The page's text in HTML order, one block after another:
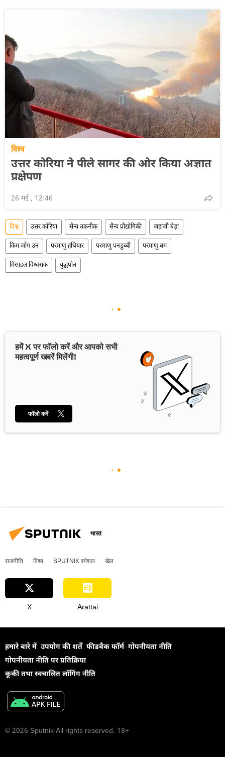
विश्व
उत्तर कोरिया ने पीले सागर की ओर किया अज्ञात
प्रक्षेपण
26 मई , 12:46
विश्व उत्तर कोरिया सैन्य तकनीक सैन्य प्रौद्योगिकी जहाजी बेड़ा
किम जोंग उन परमाणु हथियार परमाणु पनडुब्बी परमाणु बम
मिसाइल विध्वंसक युद्धपोत
हमें X पर फॉलो करें और आपको सभी
महत्वपूर्ण खबरें मिलेंगी!
फॉलो करें
भारत
राजनीति विश्व SPUTNIK स्पेशल खेल
X Arattai
हमारे बारे में उपयोग की शर्तें फीडबैक फॉर्म गोपनीयता नीति
गोपनीयता नीति पर प्रतिक्रिया
कूकी तथा स्वचालित लॉगिंग नीति
© 2026 Sputnik All rights reserved. 18+